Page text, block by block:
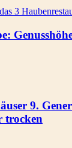
9.
trocken